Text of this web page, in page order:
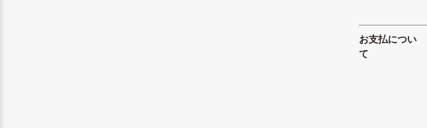
お支払につい
て